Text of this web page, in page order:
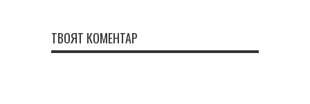
ТВОЯТ КОМЕНТАР